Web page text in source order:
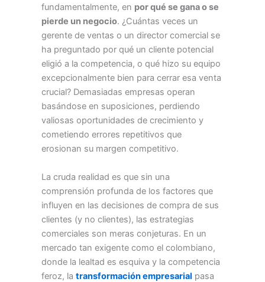
fundamentalmente, en por qué se gana o se
pierde un negocio. ¿Cuántas veces un
gerente de ventas o un director comercial se
ha preguntado por qué un cliente potencial
eligió a la competencia, o qué hizo su equipo
excepcionalmente bien para cerrar esa venta
crucial? Demasiadas empresas operan
basándose en suposiciones, perdiendo
valiosas oportunidades de crecimiento y
cometiendo errores repetitivos que
erosionan su margen competitivo.
La cruda realidad es que sin una
comprensión profunda de los factores que
influyen en las decisiones de compra de sus
clientes (y no clientes), las estrategias
comerciales son meras conjeturas. En un
mercado tan exigente como el colombiano,
donde la lealtad es esquiva y la competencia
feroz, la transformación empresarial pasa